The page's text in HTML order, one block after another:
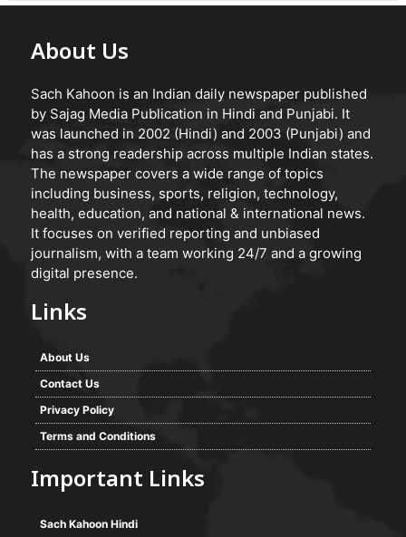
About Us
Sach Kahoon is an Indian daily newspaper published
by Sajag Media Publication in Hindi and Punjabi. It
was launched in 2002 (Hindi) and 2003 (Punjabi) and
has a strong readership across multiple Indian states.
The newspaper covers a wide range of topics
including business, sports, religion, technology,
health, education, and national & international news.
It focuses on verified reporting and unbiased
journalism, with a team working 24/7 and a growing
digital presence.
Links
About Us
Contact Us
Privacy Policy
Terms and Conditions
Important Links
Sach Kahoon Hindi